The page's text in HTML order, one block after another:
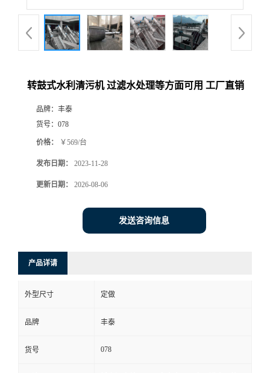
转鼓式水利清污机 过滤水处理等方面可用 工厂直销
品牌： 丰泰
货号： 078
价格： ￥569/台
发布日期： 2023-11-28
更新日期： 2026-08-06
发送咨询信息
产品详请
外型尺寸 定做
品牌 丰泰
货号 078